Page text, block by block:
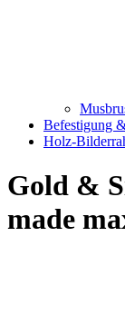
Befestigung
Holz-
Gold &
made